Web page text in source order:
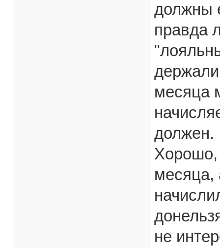
должны
правда
месяца
должен.
Хорошо,
месяца,
не